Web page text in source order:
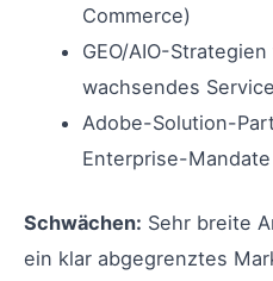
Commerce)
GEO/AIO-
wachsendes
Adobe-Solution-
Enterprise-Mandate
Schwächen: Sehr breite
ein klar abgegrenztes